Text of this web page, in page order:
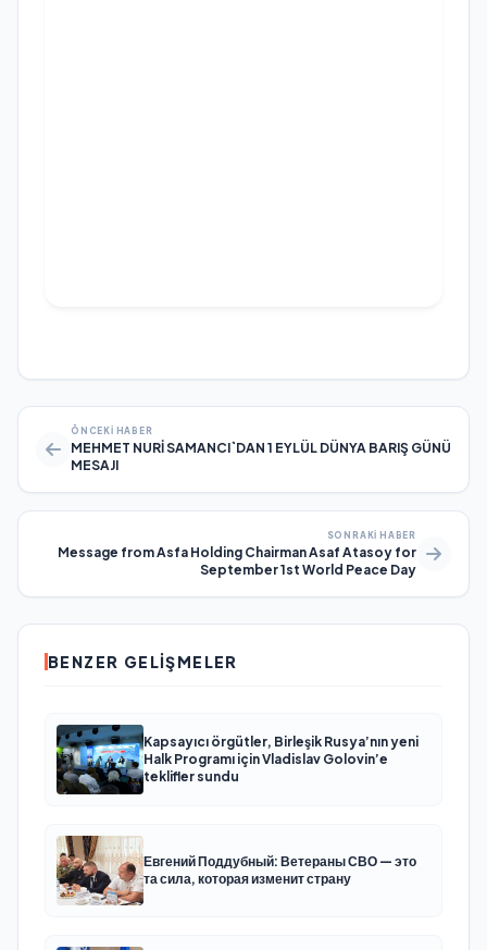
ÖNCEKI HABER
MEHMET NURİ SAMANCI`DAN 1 EYLÜL DÜNYA BARIŞ GÜNÜ
MESAJI
SONRAKI HABER
Message from Asfa Holding Chairman Asaf Atasoy for
September 1st World Peace Day
BENZER GELIŞMELER
Kapsayıcı örgütler, Birleşik Rusya’nın yeni
Halk Programı için Vladislav Golovin’e
teklifler sundu
Евгений Поддубный: Ветераны СВО — это
та сила, которая изменит страну